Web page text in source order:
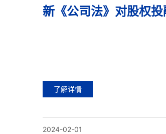
新《公司法》对股权
了解详情
2024-02-01